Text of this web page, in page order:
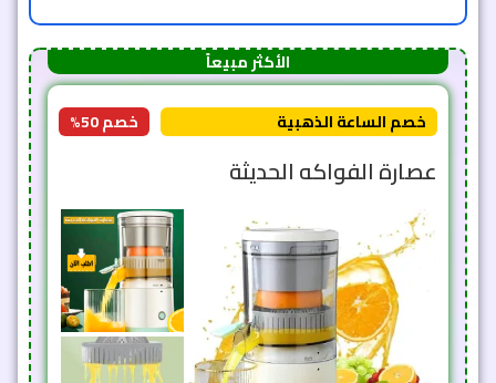
الأكثر مبيعاً
خصم الساعة الذهبية خصم 50%
عصارة الفواكه الحديثة